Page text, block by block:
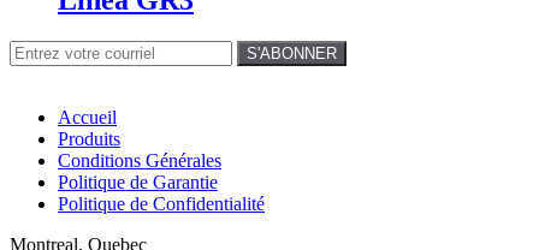
Accueil
Produits
Conditions Générales
Politique de Garantie
Politique de Confidentialité
Montreal, Quebec